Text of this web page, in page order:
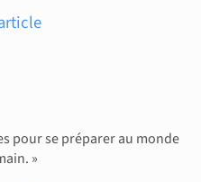
pour se préparer au monde
»